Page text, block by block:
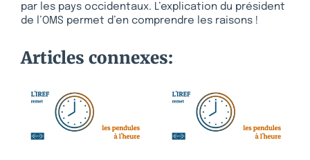
par les pays occidentaux. L’explication du président
de l’OMS permet d’en comprendre les raisons !
Articles connexes: